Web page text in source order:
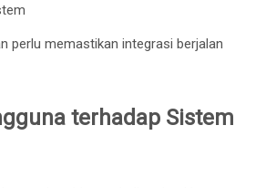
perlu memastikan integrasi berjalan
terhadap Sistem